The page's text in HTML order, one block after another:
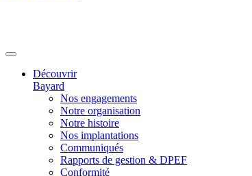
Découvrir
Bayard
Nos engagements
Notre organisation
Notre histoire
Nos implantations
Communiqués
Rapports de gestion & DPEF
Conformité